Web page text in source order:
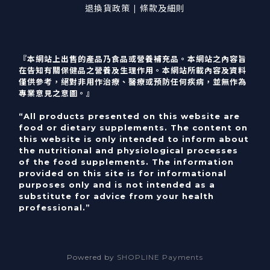
退換貨政策 | 條款及細則
『本網站上出售的產品乃食品或營養補充品。本網站之內容旨
在告知有關保健品之營養及生理作用。本網站所載內容及資料
僅供參考，絕對非用作治療、醫療或預防任何疾病，並無作為
專業意見之意圖。』
“All products presented on this website are
food or dietary supplements. The content on
this website is only intended to inform about
the nutritional and physiological processes
of the food supplements. The information
provided on this site is for informational
purposes only and is not intended as a
substitute for advice from your health
professional.”
Powered by SHOPLINE Payments